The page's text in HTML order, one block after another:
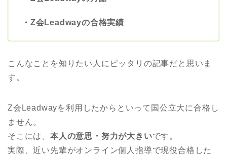
・Z会Leadwayの合格実績
こんなことを知りたい人にピッタリの記事だと思いま
す。
Z会Leadwayを利用したからといって国公立大に合格し
ません。
そこには、 本人の意思・努力が大きいです。
実際、近い先輩がオンライン個人指導で現役合格した